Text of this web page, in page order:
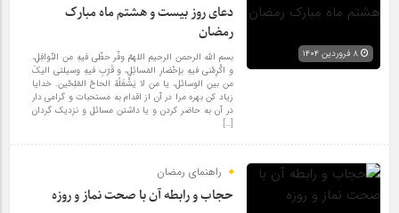
دعای روز بیست و هشتم ماه مبارک
رمضان
بسم الله الرحمن الرحیم اللهمّ وفّر حظّی فیهِ من النّوافِلِ،
و اکْرِمْنی فیهِ بإحْضارِ المَسائِلِ، و قَرّبِ فیهِ وسیلتی الیکَ
من بینِ الوسائل، یا من لا یَشْغَلُهُ الحاحُ المُلِحّین. خدایا
زیاد کن بهره مرا در آن از اقدام به مستحبات و گرامی دار
در آن به حاضر کردن و یا داشتن مسائل و نزدیک گردان
[…]
راهنمای رمضان
حجاب و رابطه آن با صحت نماز و روزه